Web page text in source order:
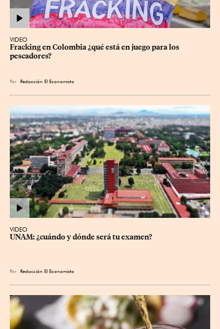
VIDEO
Fracking en Colombia ¿qué está en juego para los
pescadores?
Por Redacción El Economista
VIDEO
UNAM: ¿cuándo y dónde será tu examen?
Por Redacción El Economista